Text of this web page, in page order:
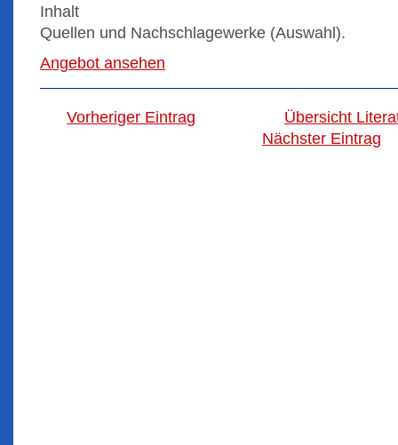
Inhalt
Quellen und Nachschlagewerke (Auswahl).
Angebot ansehen
Vorheriger Eintrag
Übersicht
Nächster Eintrag